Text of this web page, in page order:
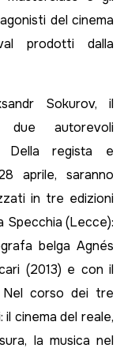
del cinema
prodotti dalla
Sokurov, il
due autorevoli
Della regista e
aprile, saranno
in tre edizioni
Specchia (Lecce):
belga Agnés
(2013) e con il
Nel corso dei tre
cinema del reale,
la musica nel